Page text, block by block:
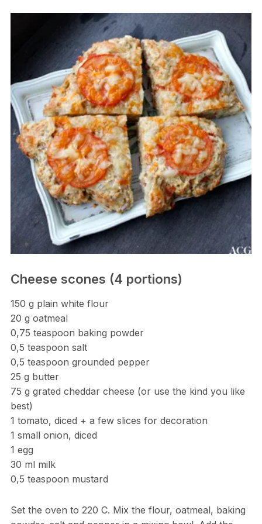
Cheese scones (4 portions)
150 g plain white flour
20 g oatmeal
0,75 teaspoon baking powder
0,5 teaspoon salt
0,5 teaspoon grounded pepper
25 g butter
75 g grated cheddar cheese (or use the kind you like
best)
1 tomato, diced + a few slices for decoration
1 small onion, diced
1 egg
30 ml milk
0,5 teaspoon mustard
Set the oven to 220 C. Mix the flour, oatmeal, baking